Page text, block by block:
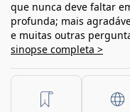
que nunca deve faltar
profunda; mais
e muitas outras
sinopse completa >